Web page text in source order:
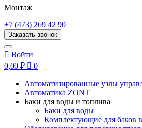
Монтаж
+7 (473) 269 42 90
Заказать звонок
 Войти
0,00 ₽  0
Автоматизированные узлы
Автоматика ZONT
Баки для воды и топлива
Баки для воды
Комплектующие для баков